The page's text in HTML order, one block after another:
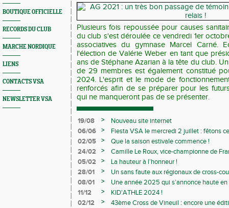
BOUTIQUE OFFICIELLE
RECORDS DU CLUB
MARCHE NORDIQUE
LIENS
CONTACTS VSA
NEWSLETTER VSA
Plusieurs fois repoussée pour causes
du club s'est déroulée ce vendredi 1er
associatives du gymnase Marcel Carné.
l'élection de Valérie Weber en tant que
ans de Stéphane Azarian à la tête du club.
de 29 membres est également constitué
2024. L'esprit et le mode de
renforcés afin de se préparer pour les
qui ne manqueront pas de se présenter.
19/08 >
Nouveau site internet
06/06
>
Fiesta VSA le mercredi 2 juillet : fêtons
02/05
>
Que la saison estivale commence !
24/02
>
Camille Le Roux, vice-championne de
05/02
>
La hauteur à l’honneur !
28/01
>
Un sans faute aux régionaux de cross-
08/01
>
Une année 2025 qui s’annonce haute
11/12
>
KID'ATHLE 2024 !
02/12
>
43ème Cross de Vineuil : encore une